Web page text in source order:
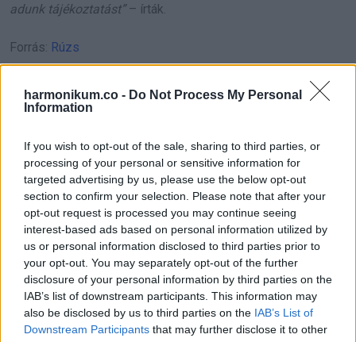
harmonikum.co - Do Not Process My Personal
Information
If you wish to opt-out of the sale, sharing to third parties, or
processing of your personal or sensitive information for
targeted advertising by us, please use the below opt-out
section to confirm your selection. Please note that after your
opt-out request is processed you may continue seeing
interest-based ads based on personal information utilized by
us or personal information disclosed to third parties prior to
your opt-out. You may separately opt-out of the further
disclosure of your personal information by third parties on the
IAB’s list of downstream participants. This information may
also be disclosed by us to third parties on the IAB’s List of
Downstream Participants that may further disclose it to other
adunk tájékoztatást”– írták.
Forrás: Rúzs
Oszd meg ezt a posztot:
WhatsappRedditShare
Email
ELŐZŐ POSZT